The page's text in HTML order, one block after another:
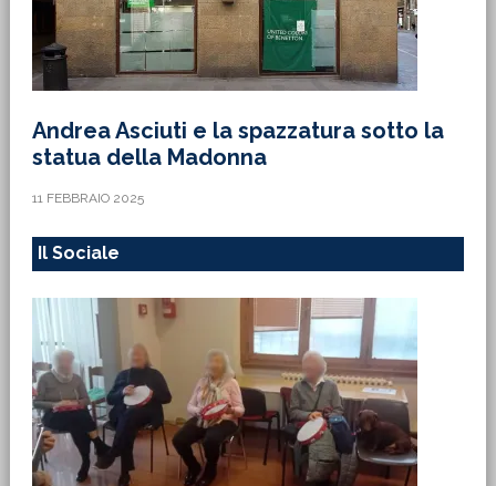
Andrea Asciuti e la spazzatura sotto la
statua della Madonna
11 FEBBRAIO 2025
Il Sociale